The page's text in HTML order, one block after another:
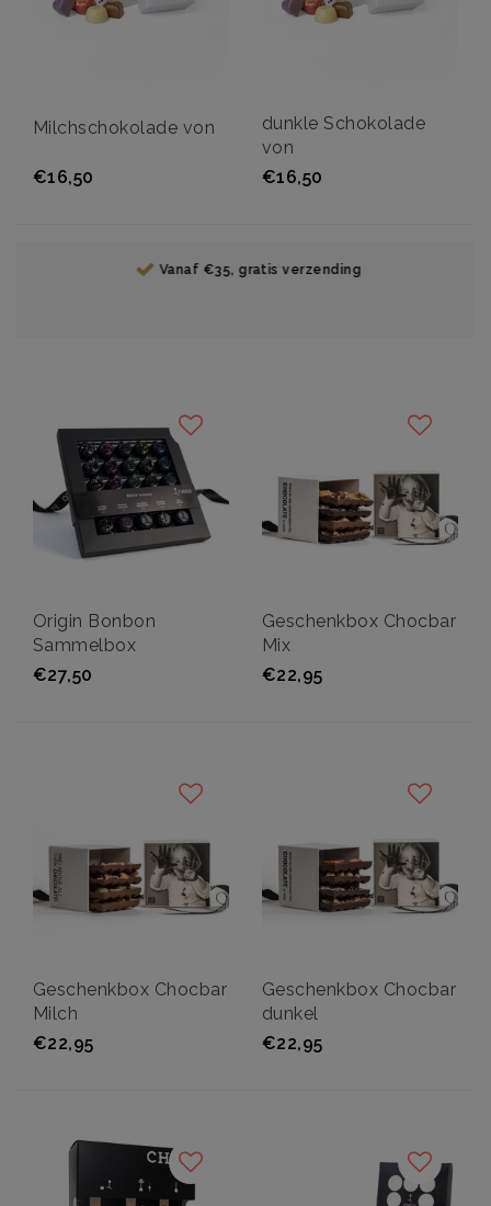
Milchschokolade von
€16,50
dunkle Schokolade
von
€16,50
Vanaf €35, gratis verzending
Origin Bonbon
Sammelbox
€27,50
Geschenkbox Chocbar
Mix
€22,95
Geschenkbox Chocbar
Milch
€22,95
Geschenkbox Chocbar
dunkel
€22,95